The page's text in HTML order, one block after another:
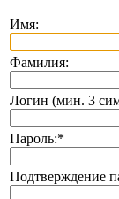
Имя:
Фамилия:
Логин (мин. 3
Пароль:*
Подтверждение